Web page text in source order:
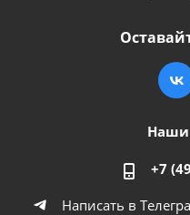
Наши
+7
Написать в